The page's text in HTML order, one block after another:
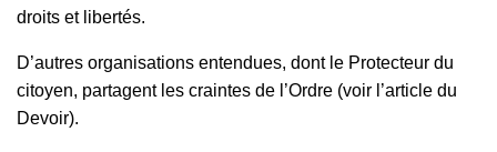
droits et libertés.
D’autres organisations entendues, dont le Protecteur du
citoyen, partagent les craintes de l’Ordre (voir l’article du
Devoir).